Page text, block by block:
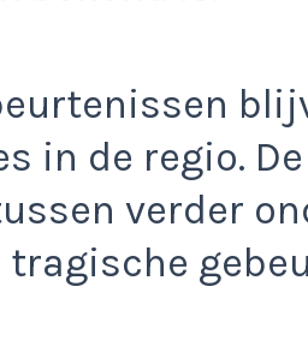
in de regio.
verder
tragische